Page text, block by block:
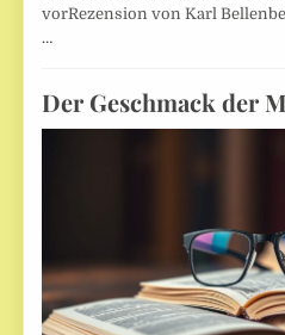
vorRezension von Karl
…
Der Geschmack der